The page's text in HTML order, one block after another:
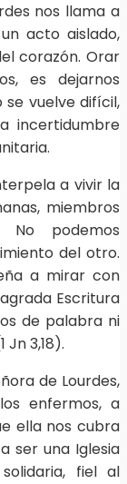
nos llama a
acto aislado,
corazón. Orar
es dejarnos
vuelve difícil,
incertidumbre
a vivir la
miembros
podemos
del otro.
a mirar con
Escritura
de palabra ni
3,18).
de Lourdes,
enfermos, a
ella nos cubra
ser una Iglesia
fiel al